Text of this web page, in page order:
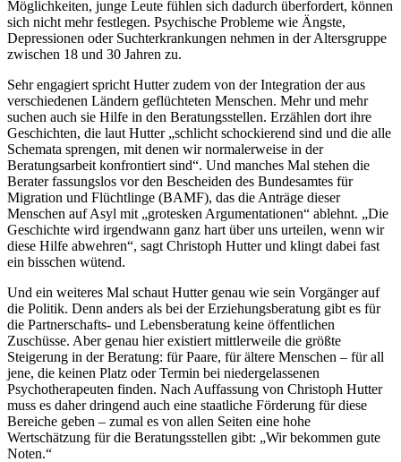
Möglichkeiten, junge Leute fühlen sich dadurch überfordert, können
sich nicht mehr festlegen. Psychische Probleme wie Ängste,
Depressionen oder Suchterkrankungen nehmen in der Altersgruppe
zwischen 18 und 30 Jahren zu.
Sehr engagiert spricht Hutter zudem von der Integration der aus
verschiedenen Ländern geflüchteten Menschen. Mehr und mehr
suchen auch sie Hilfe in den Beratungsstellen. Erzählen dort ihre
Geschichten, die laut Hutter „schlicht schockierend sind und die alle
Schemata sprengen, mit denen wir normalerweise in der
Beratungsarbeit konfrontiert sind“. Und manches Mal stehen die
Berater fassungslos vor den Bescheiden des Bundesamtes für
Migration und Flüchtlinge (BAMF), das die Anträge dieser
Menschen auf Asyl mit „grotesken Argumentationen“ ablehnt. „Die
Geschichte wird irgendwann ganz hart über uns urteilen, wenn wir
diese Hilfe abwehren“, sagt Christoph Hutter und klingt dabei fast
ein bisschen wütend.
Und ein weiteres Mal schaut Hutter genau wie sein Vorgänger auf
die Politik. Denn anders als bei der Erziehungsberatung gibt es für
die Partnerschafts- und Lebensberatung keine öffentlichen
Zuschüsse. Aber genau hier existiert mittlerweile die größte
Steigerung in der Beratung: für Paare, für ältere Menschen – für all
jene, die keinen Platz oder Termin bei niedergelassenen
Psychotherapeuten finden. Nach Auffassung von Christoph Hutter
muss es daher dringend auch eine staatliche Förderung für diese
Bereiche geben – zumal es von allen Seiten eine hohe
Wertschätzung für die Beratungsstellen gibt: „Wir bekommen gute
Noten.“